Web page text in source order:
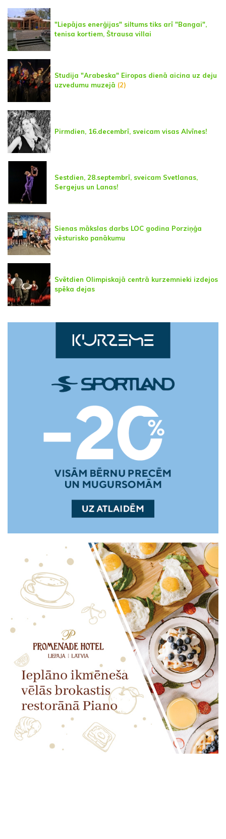
"Liepājas enerģijas" siltums tiks arī "Bangai",
tenisa kortiem, Štrausa villai
Studija "Arabeska" Eiropas dienā aicina uz deju
uzvedumu muzejā (2)
Pirmdien, 16.decembrī, sveicam visas Alvīnes!
Sestdien, 28.septembrī, sveicam Svetlanas,
Sergejus un Lanas!
Sienas mākslas darbs LOC godina Porziņģa
vēsturisko panākumu
Svētdien Olimpiskajā centrā kurzemnieki izdejos
spēka dejas